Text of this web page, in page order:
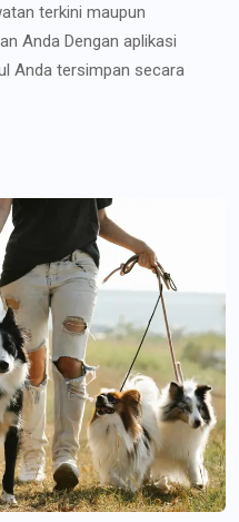
terkini maupun
Anda Dengan aplikasi
Anda tersimpan secara